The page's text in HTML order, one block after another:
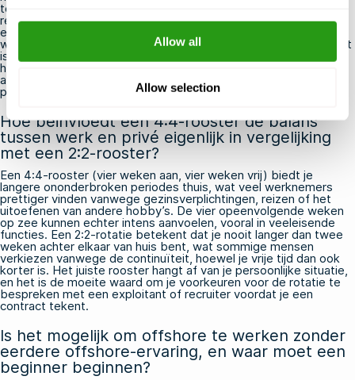
Allow all
Allow selection
terugkeren totdat het is verlengd. Exploitanten controleren
regelmatig of de certificaten van het personeel nog geldig zijn,
en een verlopen certificaat – zelfs als het maar één dag is –
wordt beschouwd als een overtreding van de voorschriften. Het
is het beste om alle vervaldata ruim van tevoren in de gaten te
houden en vernieuwingstrainingen, zoals een FOET voor een
aflopende BOSIET, in te plannen voordat er een gat ontstaat, in
plaats van erna.
Hoe beïnvloedt een 4:4-rooster de balans
tussen werk en privé eigenlijk in vergelijking
met een 2:2-rooster?
Een 4:4-rooster (vier weken aan, vier weken vrij) biedt je
langere ononderbroken periodes thuis, wat veel werknemers
prettiger vinden vanwege gezinsverplichtingen, reizen of het
uitoefenen van andere hobby’s. De vier opeenvolgende weken
op zee kunnen echter intens aanvoelen, vooral in veeleisende
functies. Een 2:2-rotatie betekent dat je nooit langer dan twee
weken achter elkaar van huis bent, wat sommige mensen
verkiezen vanwege de continuïteit, hoewel je vrije tijd dan ook
korter is. Het juiste rooster hangt af van je persoonlijke situatie,
en het is de moeite waard om je voorkeuren voor de rotatie te
bespreken met een exploitant of recruiter voordat je een
contract tekent.
Is het mogelijk om offshore te werken zonder
eerdere offshore-ervaring, en waar moet een
beginner beginnen?